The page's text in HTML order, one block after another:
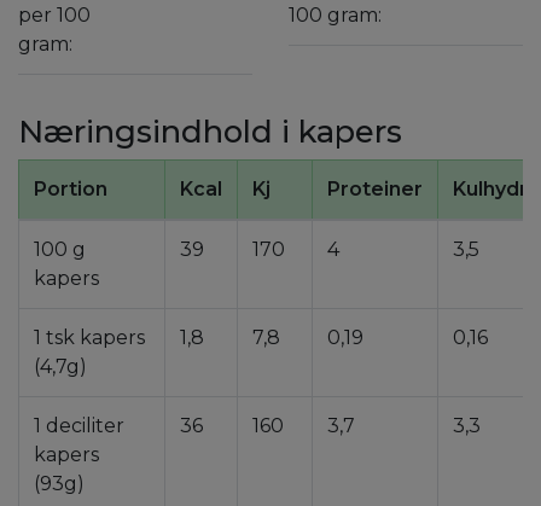
per 100
gram:
100 gram:
Næringsindhold i kapers
Portion Kcal Kj Proteiner
100 g
kapers
39 170 4 3,5
1 tsk kapers
(4,7g)
1,8 7,8 0,19 0,16
1 deciliter
kapers
(93g)
36 160 3,7 3,3